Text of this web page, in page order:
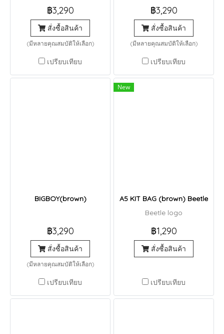
฿3,290
สั่งซื้อสินค้า
(มีหลายคุณสมบัติให้เลือก)
เปรียบเทียบ
฿3,290
สั่งซื้อสินค้า
(มีหลายคุณสมบัติให้เลือก)
เปรียบเทียบ
BIGBOY(brown)
฿3,290
สั่งซื้อสินค้า
(มีหลายคุณสมบัติให้เลือก)
เปรียบเทียบ
New
A5 KIT BAG (brown) Beetle
Beetle logo
฿1,290
สั่งซื้อสินค้า
เปรียบเทียบ